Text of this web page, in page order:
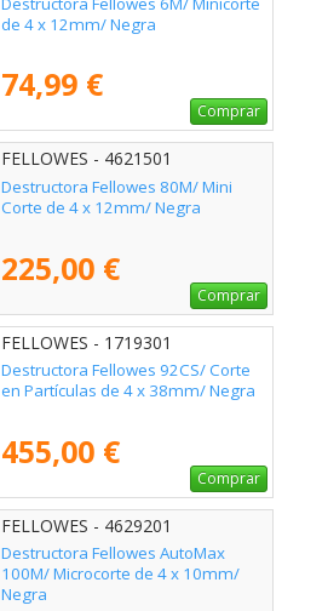
de 4 x 12mm/ Negra
74,99 €
Comprar
FELLOWES - 4621501
Destructora Fellowes 80M/ Mini
Corte de 4 x 12mm/ Negra
225,00 €
Comprar
FELLOWES - 1719301
Destructora Fellowes 92CS/ Corte
en Partículas de 4 x 38mm/ Negra
455,00 €
Comprar
FELLOWES - 4629201
Destructora Fellowes AutoMax
100M/ Microcorte de 4 x 10mm/
Negra